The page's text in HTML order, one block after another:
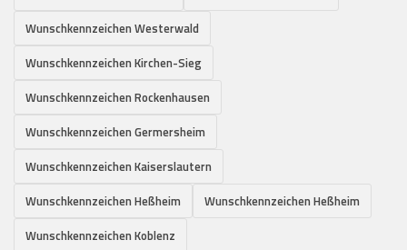
Wunschkennzeichen Westerwald
Wunschkennzeichen Kirchen-Sieg
Wunschkennzeichen Rockenhausen
Wunschkennzeichen Germersheim
Wunschkennzeichen Kaiserslautern
Wunschkennzeichen Heßheim
Wunschkennzeichen Heßheim
Wunschkennzeichen Koblenz